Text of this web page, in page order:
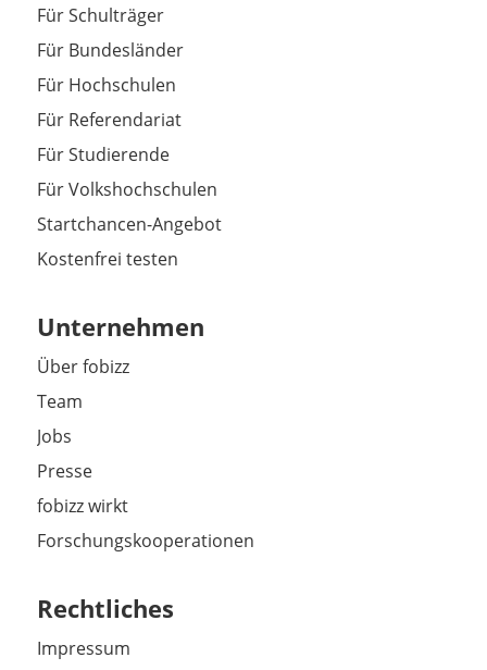
Für Schulträger
Für Bundesländer
Für Hochschulen
Für Referendariat
Für Studierende
Für Volkshochschulen
Startchancen-Angebot
Kostenfrei testen
Unternehmen
Über fobizz
Team
Jobs
Presse
fobizz wirkt
Forschungskooperationen
Rechtliches
Impressum